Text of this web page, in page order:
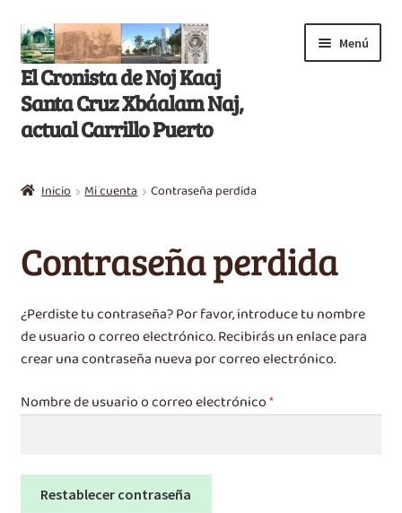
Saltar
a
navegación
Ir
al
contenido
El Cronista de Noj Kaaj
Santa Cruz Xbáalam Naj,
actual Carrillo Puerto
Menú
d
i
Artículos
Nikté T’aan
Efemérides
Videos
Inicio Mi cuenta Contraseña perdida
Contraseña perdida
¿Perdiste tu contraseña? Por favor, introduce tu nombre
de usuario o correo electrónico. Recibirás un enlace para
crear una contraseña nueva por correo electrónico.
Nombre de usuario o correo electrónico*Obligatorio
Restablecer contraseña